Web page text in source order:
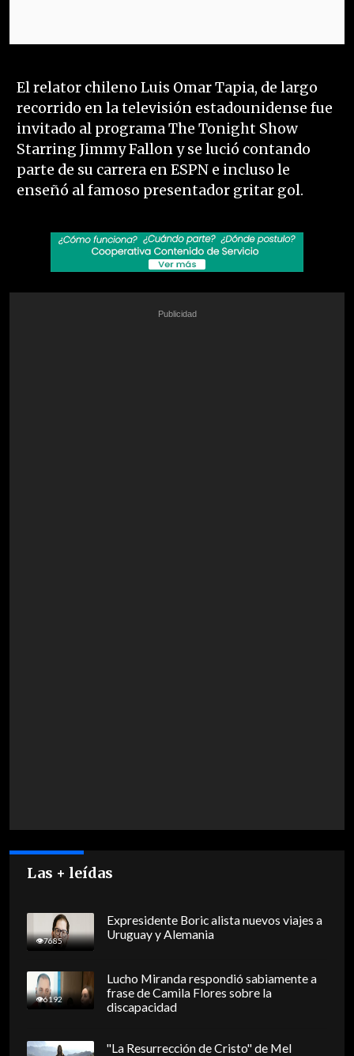
El relator chileno Luis Omar Tapia, de largo
recorrido en la televisión estadounidense fue
invitado al programa The Tonight Show
Starring Jimmy Fallon y se lució contando
parte de su carrera en ESPN e incluso le
enseñó al famoso presentador gritar gol.
Las + leídas
7685
Expresidente Boric alista nuevos viajes a
Uruguay y Alemania
6192
Lucho Miranda respondió sabiamente a
frase de Camila Flores sobre la
discapacidad
"La Resurrección de Cristo" de Mel